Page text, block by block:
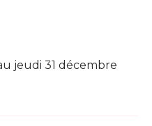
jeudi 31 décembre